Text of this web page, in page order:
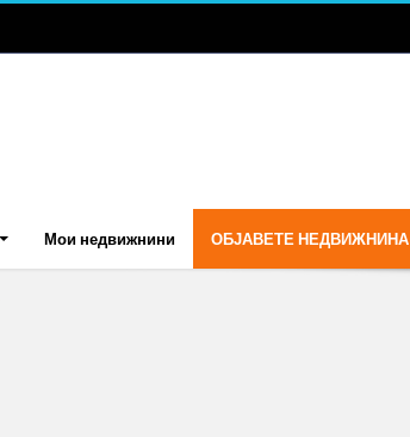
Мои недвижнини ОБЈАВЕТЕ НЕДВИЖНИНА